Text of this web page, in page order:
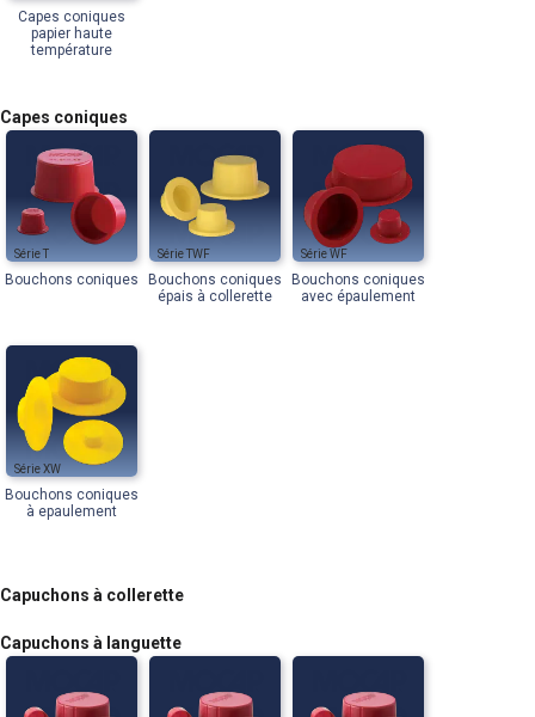
Capes coniques
papier haute
température
Capes coniques
Bouchons coniques
TWF
Bouchons coniques
épais à collerette
WF
Bouchons coniques
avec épaulement
XW
Bouchons coniques
à epaulement
Capuchons à collerette
Capuchons à languette